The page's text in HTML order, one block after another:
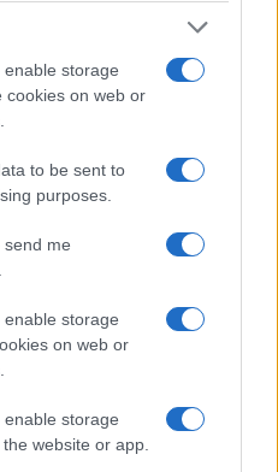
storage
cookies on web or
to be sent to
purposes.
send me
storage
on web or
storage
website or app.
ο